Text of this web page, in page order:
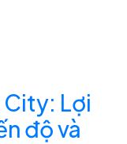
City: Lợi
độ và